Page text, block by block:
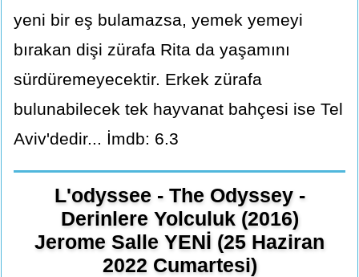
yeni bir eş bulamazsa, yemek yemeyi
bırakan dişi zürafa Rita da yaşamını
sürdüremeyecektir. Erkek zürafa
bulunabilecek tek hayvanat bahçesi ise Tel
Aviv'dedir... İmdb: 6.3
L'odyssee - The Odyssey -
Derinlere Yolculuk (2016)
Jerome Salle YENİ (25 Haziran
2022 Cumartesi)